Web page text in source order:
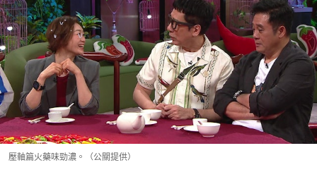
壓軸篇火藥味勁濃。（公關提供）